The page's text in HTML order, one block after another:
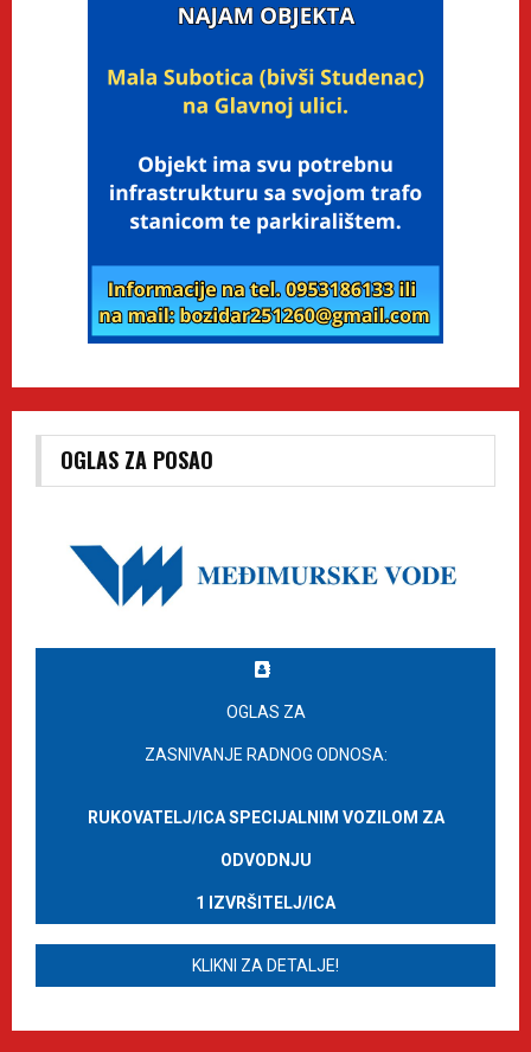
OGLAS ZA POSAO
OGLAS ZA
ZASNIVANJE RADNOG ODNOSA:
RUKOVATELJ/ICA SPECIJALNIM VOZILOM ZA
ODVODNJU
1 IZVRŠITELJ/ICA
KLIKNI ZA DETALJE!